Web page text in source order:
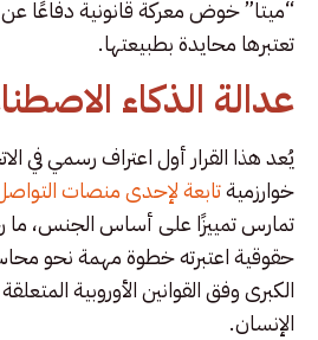
“ميتا” خوض معركة قانونية دفاعًا عن
تعتبرها محايدة بطبيعتها.
عدالة الذكاء
يُعد هذا القرار أول اعتراف رسمي في
خوارزميةتابعة لإحدى منصات
تمارس تمييزًا على أساس الجنس،
حقوقية اعتبرته خطوة مهمة نحو
الكبرى وفق القوانين الأوروبية
الإنسان.